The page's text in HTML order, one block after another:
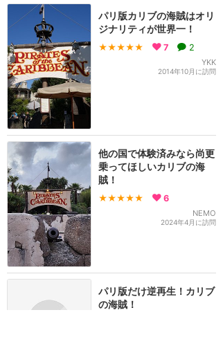
パリ版カリブの海賊はオリ
ジナリティが世界一！
★★★★★ 7 2
YKK
2014年10月に訪問
他の国で体験済みなら尚更
乗ってほしいカリブの海
賊！
★★★★★ 6
NEMO
2024年4月に訪問
パリ版だけ逆再生！カリブ
の海賊！